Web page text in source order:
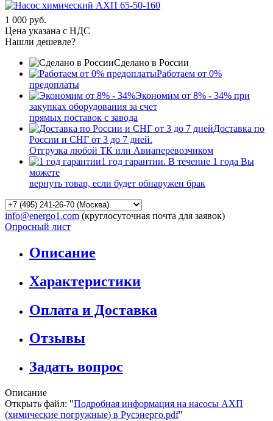
1 000 руб.
Цена указана с НДС
Нашли дешевле?
Сделано в России
Работаем от 0%
предоплаты
Экономим от 8% - 34% при
закупках оборудования за счет
прямых поставок с завода
Доставка по
России и СНГ от 3 до 7 дней.
Отгрузка любой ТК или Авиаперевозчиком
1 год гарантии. В течение 1 года Вы
можете
вернуть товар, если будет обнаружен брак
info@energo1.com (круглосуточная почта для заявок)
Опросный лист
Описание
Характеристики
Оплата и Доставка
Отзывы
Задать вопрос
Описание
Открыть файл: "Подробная информация на насосы АХП
(химические погружные) в Русэнерго.pdf"